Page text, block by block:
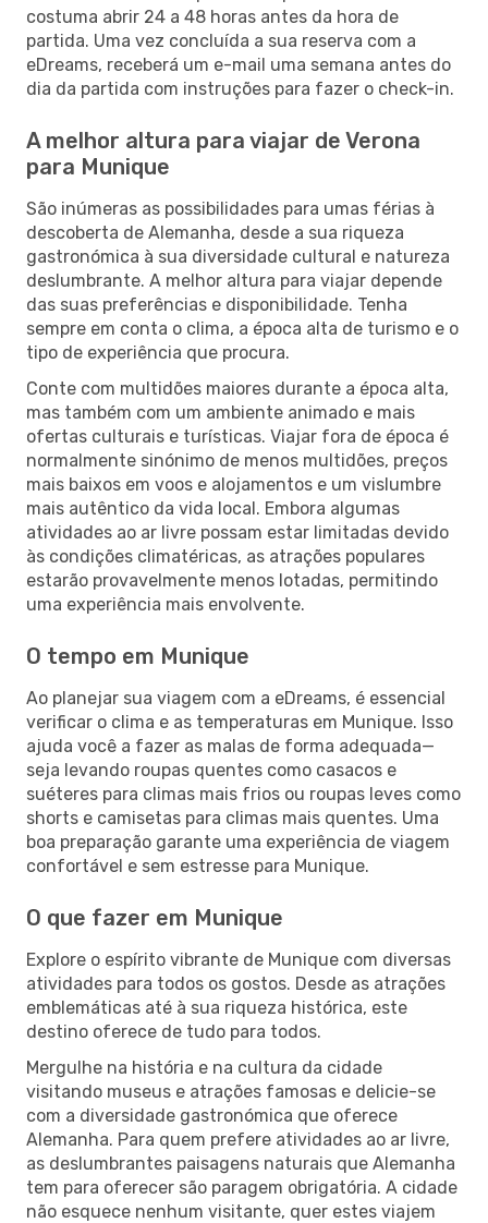
costuma abrir 24 a 48 horas antes da hora de
partida. Uma vez concluída a sua reserva com a
eDreams, receberá um e-mail uma semana antes do
dia da partida com instruções para fazer o check-in.
A melhor altura para viajar de Verona
para Munique
São inúmeras as possibilidades para umas férias à
descoberta de Alemanha, desde a sua riqueza
gastronómica à sua diversidade cultural e natureza
deslumbrante. A melhor altura para viajar depende
das suas preferências e disponibilidade. Tenha
sempre em conta o clima, a época alta de turismo e o
tipo de experiência que procura.
Conte com multidões maiores durante a época alta,
mas também com um ambiente animado e mais
ofertas culturais e turísticas. Viajar fora de época é
normalmente sinónimo de menos multidões, preços
mais baixos em voos e alojamentos e um vislumbre
mais autêntico da vida local. Embora algumas
atividades ao ar livre possam estar limitadas devido
às condições climatéricas, as atrações populares
estarão provavelmente menos lotadas, permitindo
uma experiência mais envolvente.
O tempo em Munique
Ao planejar sua viagem com a eDreams, é essencial
verificar o clima e as temperaturas em Munique. Isso
ajuda você a fazer as malas de forma adequada—
seja levando roupas quentes como casacos e
suéteres para climas mais frios ou roupas leves como
shorts e camisetas para climas mais quentes. Uma
boa preparação garante uma experiência de viagem
confortável e sem estresse para Munique.
O que fazer em Munique
Explore o espírito vibrante de Munique com diversas
atividades para todos os gostos. Desde as atrações
emblemáticas até à sua riqueza histórica, este
destino oferece de tudo para todos.
Mergulhe na história e na cultura da cidade
visitando museus e atrações famosas e delicie-se
com a diversidade gastronómica que oferece
Alemanha. Para quem prefere atividades ao ar livre,
as deslumbrantes paisagens naturais que Alemanha
tem para oferecer são paragem obrigatória. A cidade
não esquece nenhum visitante, quer estes viajem